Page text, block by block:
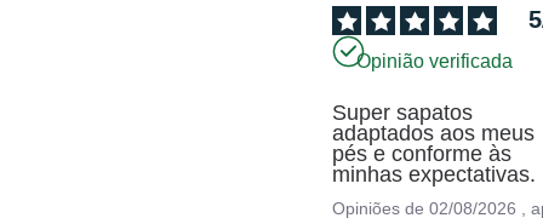
5
Opinião verificada
Super sapatos
adaptados aos meus
pés e conforme às
minhas expectativas.
Opiniões de02/08/2026 ,